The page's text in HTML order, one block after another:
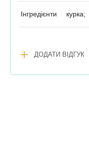
Інгредієнти курка;
add ДОДАТИ ВІДГУК